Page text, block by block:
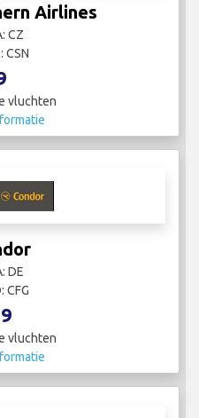
Airlines
CZ
CSN
vluchten
DE
CFG
vluchten